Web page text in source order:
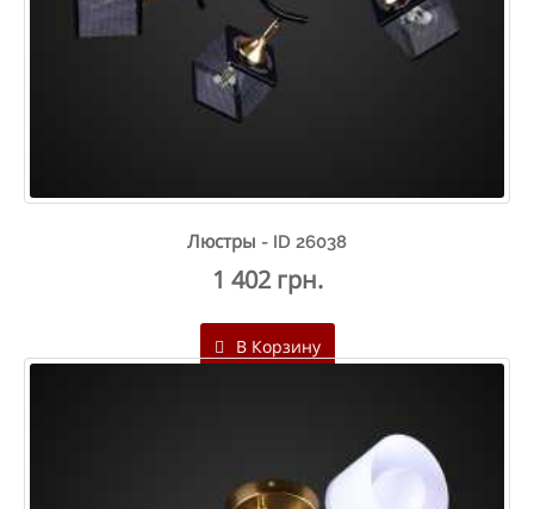
Люстры - ID 26038
1 402 грн.
В Корзину